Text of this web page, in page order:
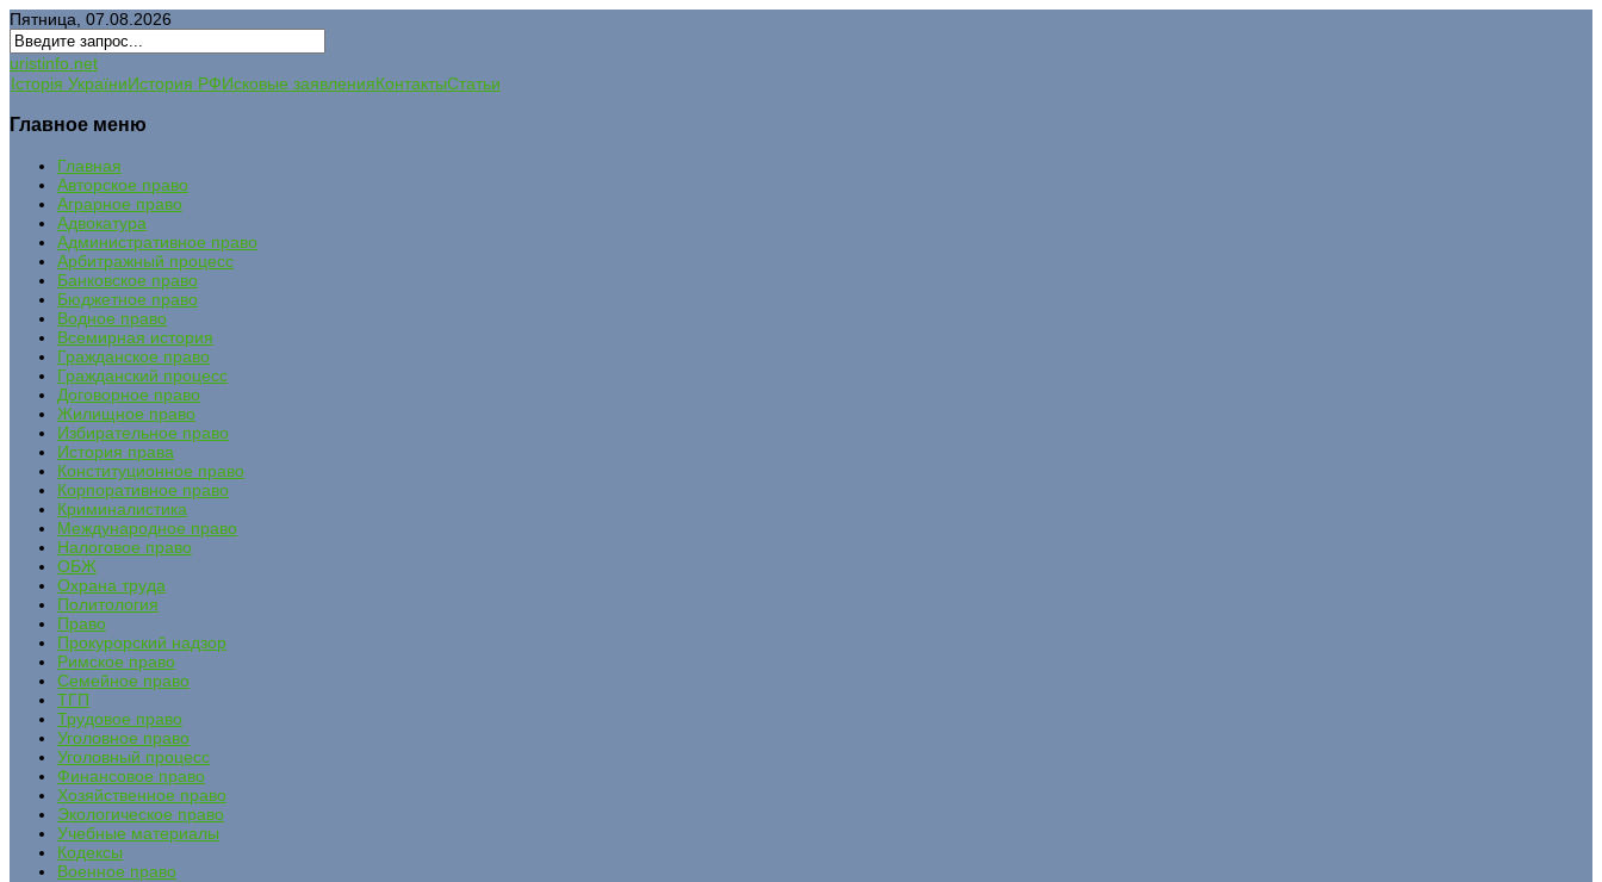
Пятница, 07.08.2026
uristinfo.net
Історія УкраїниИстория РФИсковые заявленияКонтактыСтатьи
Главное меню
Главная
Авторское право
Аграрное право
Адвокатура
Административное право
Арбитражный процесс
Банковское право
Бюджетное право
Водное право
Всемирная история
Гражданское право
Гражданский процесс
Договорное право
Жилищное право
Избирательное право
История права
Конституционное право
Корпоративное право
Криминалистика
Международное право
Налоговое право
ОБЖ
Охрана труда
Политология
Право
Прокурорский надзор
Римское право
Семейное право
ТГП
Трудовое право
Уголовное право
Уголовный процесс
Финансовое право
Хозяйственное право
Экологическое право
Учебные материалы
Кодексы
Военное право